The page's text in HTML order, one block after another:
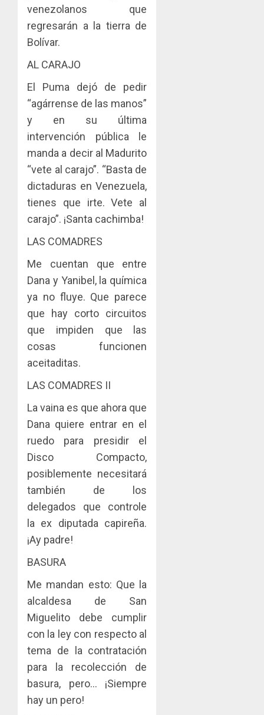
venezolanos que
regresarán a la tierra de
Bolívar.
AL CARAJO
El Puma dejó de pedir
“agárrense de las manos”
y en su última
intervención pública le
manda a decir al Madurito
“vete al carajo”. “Basta de
dictaduras en Venezuela,
tienes que irte. Vete al
carajo”. ¡Santa cachimba!
LAS COMADRES
Me cuentan que entre
Dana y Yanibel, la química
ya no fluye. Que parece
que hay corto circuitos
que impiden que las
cosas funcionen
aceitaditas.
LAS COMADRES II
La vaina es que ahora que
Dana quiere entrar en el
ruedo para presidir el
Disco Compacto,
posiblemente necesitará
también de los
delegados que controle
la ex diputada capireña.
¡Ay padre!
BASURA
Me mandan esto: Que la
alcaldesa de San
Miguelito debe cumplir
con la ley con respecto al
tema de la contratación
para la recolección de
basura, pero… ¡Siempre
hay un pero!